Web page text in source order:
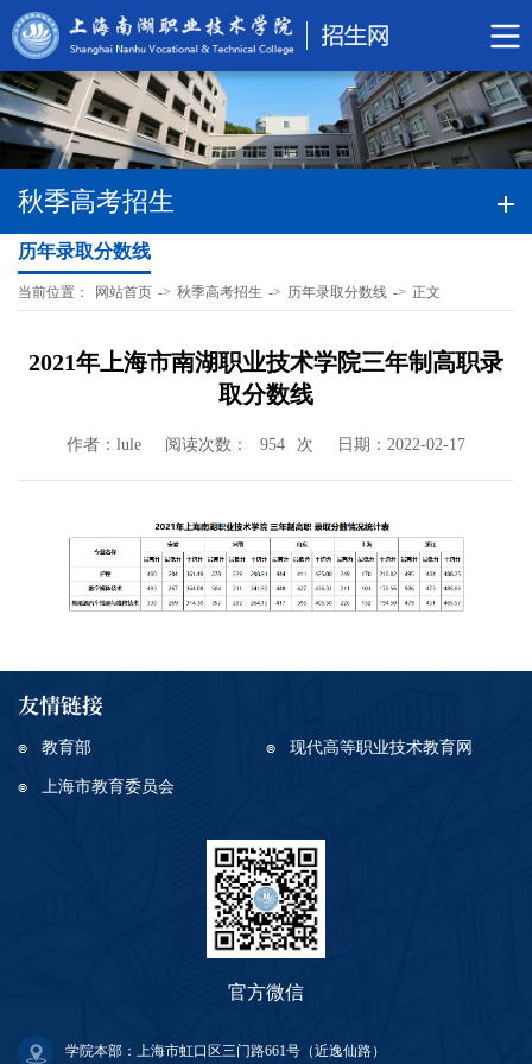
秋季高考招生
历年录取分数线
当前位置： 网站首页 -> 秋季高考招生 -> 历年录取分数线 -> 正文
2021年上海市南湖职业技术学院三年制高职录
取分数线
作者：lule 阅读次数： 954 次 日期：2022-02-17
友情链接
教育部 现代高等职业技术教育网
上海市教育委员会
官方微信
学院本部：上海市虹口区三门路661号（近逸仙路）